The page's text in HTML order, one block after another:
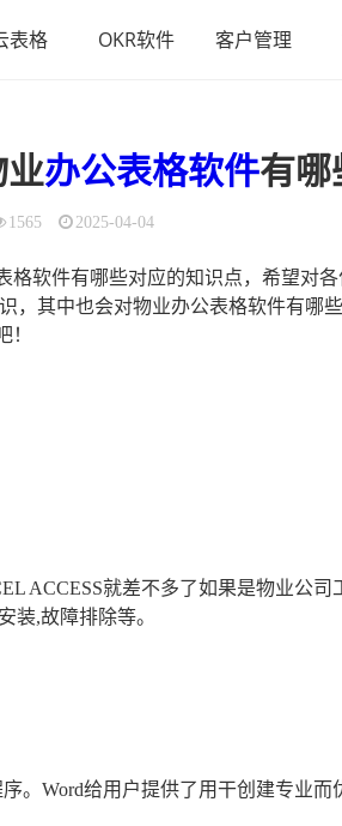
表格 OKR软件 客户管理
业办公表格软件有哪
1565 2025-04-04
软件有哪些对应的知识点，希望对
，其中也会对物业办公表格软件有哪些
！
ACCESS就差不多了如果是物业公司
装,故障排除等。
。Word给用户提供了用干创建专业而